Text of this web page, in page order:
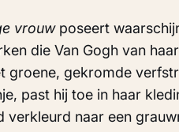
vrouwposeert
die Van Gogh van
groene, gekromde
past hij toe in haar
verkleurd naar een